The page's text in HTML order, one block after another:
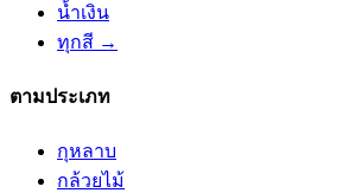
น้ำเงิน
ทุกสี →
ตามประเภท
กุหลาบ
กล้วยไม้